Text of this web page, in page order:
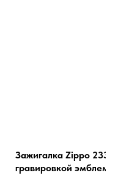
Зажигалка Zippo 233 с
гравировкой эмблемы